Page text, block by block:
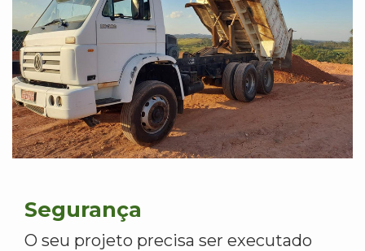
Segurança
O seu projeto precisa ser executado